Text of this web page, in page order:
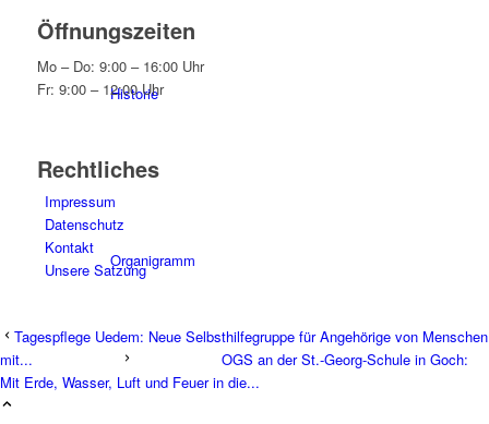
Historie
Organigramm
Öffnungszeiten
Mo – Do: 9:00 – 16:00 Uhr
Fr: 9:00 – 12:00 Uhr
Rechtliches
Impressum
Datenschutz
Kontakt
Unsere Satzung
Tagespflege Uedem: Neue Selbsthilfegruppe für Angehörige von Menschen
mit...
OGS an der St.-Georg-Schule in Goch:
Mit Erde, Wasser, Luft und Feuer in die...